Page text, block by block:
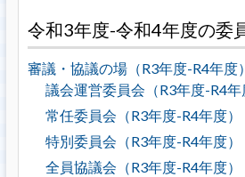
令和3年度-令和4年度の委
審議・協議の場（R3年度-R4年度）
議会運営委員会（R3年度-R4年
常任委員会（R3年度-R4年度）
特別委員会（R3年度-R4年度）
全員協議会（R3年度-R4年度）